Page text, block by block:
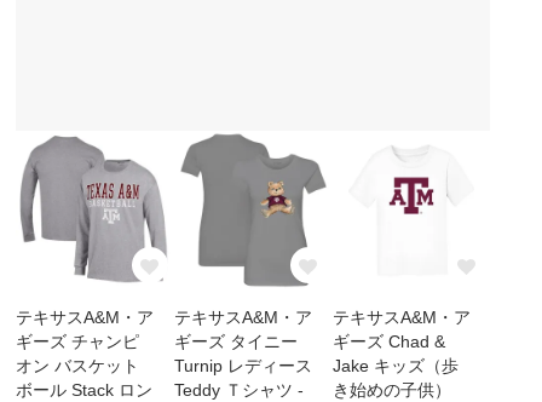
テキサスA&M・ア
ギーズ チャンピ
オン バスケット
ボール Stack ロン
テキサスA&M・ア
ギーズ タイニー
Turnip レディース
Teddy Ｔシャツ -
テキサスA&M・ア
ギーズ Chad &
Jake キッズ（歩
き始めの子供）